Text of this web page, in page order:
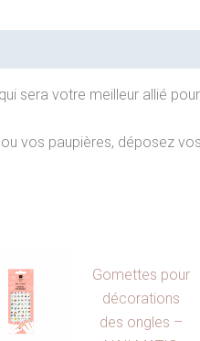
sera votre meilleur allié
vos paupières, déposez
Gomettes pour
décorations
des ongles –